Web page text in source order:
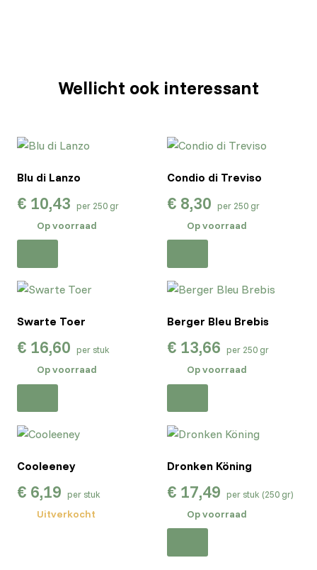
Wellicht ook interessant
Blu di Lanzo
€ 10,43 per 250 gr
Op voorraad
Condio di Treviso
€ 8,30 per 250 gr
Op voorraad
Swarte Toer
€ 16,60 per stuk
Op voorraad
Berger Bleu Brebis
€ 13,66 per 250 gr
Op voorraad
Cooleeney
€ 6,19 per stuk
Uitverkocht
Dronken Köning
€ 17,49 per stuk (250 gr)
Op voorraad